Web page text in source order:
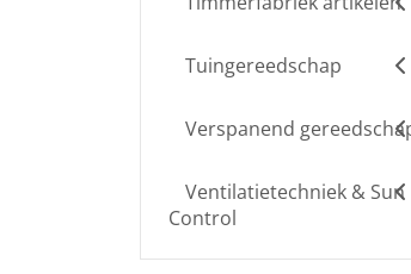
Tuingereedschap
Verspanend
Ventilatietechniek & Sun
Control